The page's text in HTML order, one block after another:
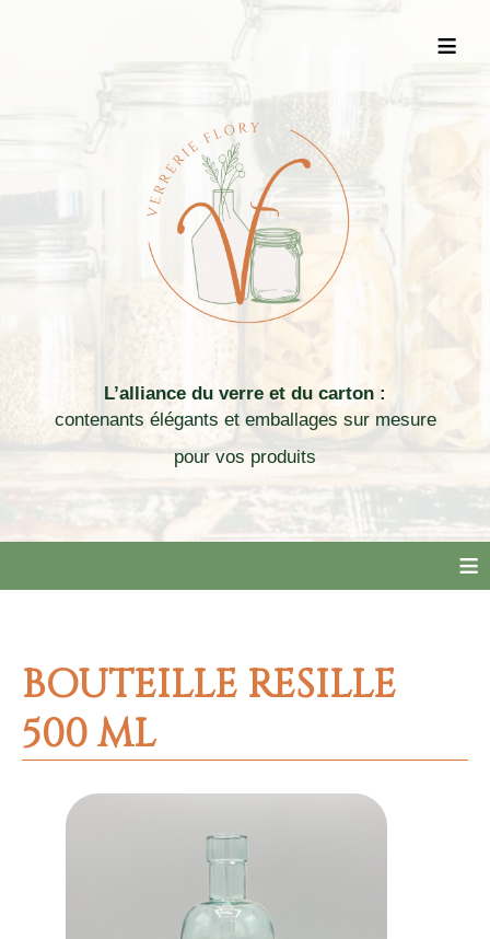
≡
L’alliance du verre et du carton :
contenants élégants et emballages sur mesure
pour vos produits
≡
BOUTEILLE RESILLE
500 ML